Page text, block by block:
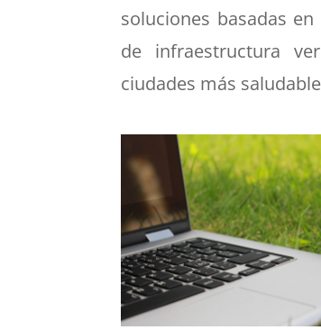
soluciones basadas
de infraestructura
ciudades más